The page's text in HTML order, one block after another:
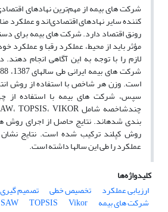
شرکت‏ های بیمه از مهم‌ترین نهادهای
کننده سایر نهادهای اقتصادی‌اند و عملکرد
رونق اقتصاد دارد. شرکت‏ های بیمه برای
مؤثر باید از محیط، عملکرد رقبا و عملکرد
لازم را با توجه به این آگاهی انجام
‏است. وزن هر شاخص با استفاده از روش
سپس، شرکت‏ های بیمه با استفاده از
‏بندی شده‏اند. نتایج حاصل از اجرای روش‏
روش کپلند ترکیب شده ‏است. نتایج نشان
عملکرد را طی این سال‏ها داشته است.
کلیدواژه‌ها
ارزیابی عملکرد
تخصیص خطی تصمیم
شرکت‏ های بیمه SAW TOPSIS
Vikor